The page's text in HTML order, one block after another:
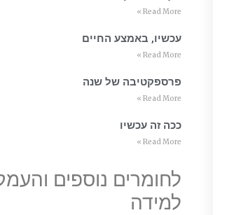
Read More »
עכשיו, באמצע החיים
Read More »
פרספקטיבה של שנה
Read More »
ככה זה עכשיו
Read More »
לחומרים נוספים
למידה